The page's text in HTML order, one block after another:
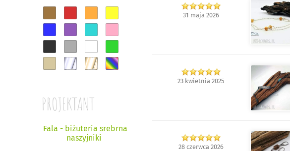
PROJEKTANT
Fala - biżuteria srebrna
naszyjniki
31 maja 2026
23 kwietnia 2025
28 czerwca 2026